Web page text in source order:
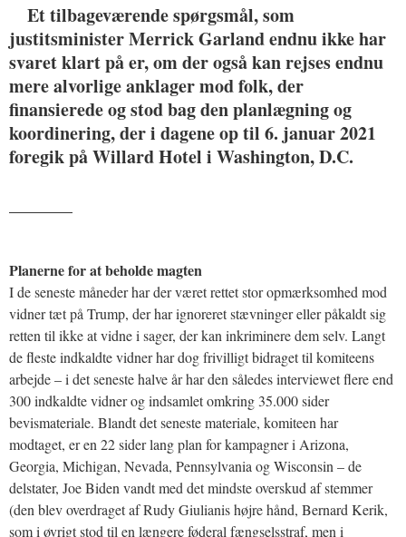
Et tilbageværende spørgsmål, som
justitsminister Merrick Garland endnu ikke har
svaret klart på er, om der også kan rejses endnu
mere alvorlige anklager mod folk, der
finansierede og stod bag den planlægning og
koordinering, der i dagene op til 6. januar 2021
foregik på Willard Hotel i Washington, D.C.
Planerne for at beholde magten
I de seneste måneder har der været rettet stor opmærksomhed mod
vidner tæt på Trump, der har ignoreret stævninger eller påkaldt sig
retten til ikke at vidne i sager, der kan inkriminere dem selv. Langt
de fleste indkaldte vidner har dog frivilligt bidraget til komiteens
arbejde – i det seneste halve år har den således interviewet flere end
300 indkaldte vidner og indsamlet omkring 35.000 sider
bevismateriale. Blandt det seneste materiale, komiteen har
modtaget, er en 22 sider lang plan for kampagner i Arizona,
Georgia, Michigan, Nevada, Pennsylvania og Wisconsin – de
delstater, Joe Biden vandt med det mindste overskud af stemmer
(den blev overdraget af Rudy Giulianis højre hånd, Bernard Kerik,
som i øvrigt stod til en længere føderal fængselsstraf, men i